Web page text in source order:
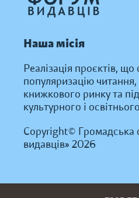
Наша місія
Реалізація проєктів,
популяризацію
книжкового ринку та
культурного і
Copyright© Громадська
видавців» 2026